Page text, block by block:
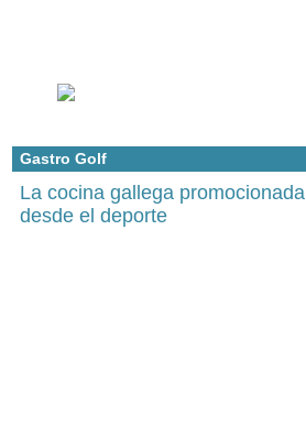
Gastro Golf
La cocina gallega promocionada
desde el deporte